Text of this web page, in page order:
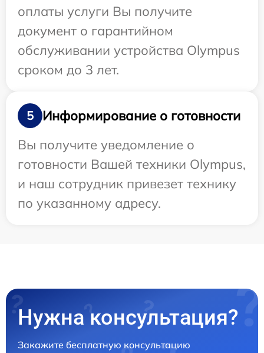
оплаты услуги Вы получите
документ о гарантийном
обслуживании устройства Olympus
сроком до 3 лет.
5
Информирование о готовности
Вы получите уведомление о
готовности Вашей техники Olympus,
и наш сотрудник привезет технику
по указанному адресу.
Нужна консультация?
Закажите бесплатную консультацию